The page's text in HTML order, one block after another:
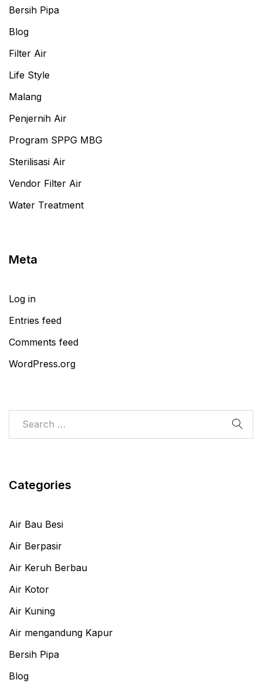
Bersih Pipa
Blog
Filter Air
Life Style
Malang
Penjernih Air
Program SPPG MBG
Sterilisasi Air
Vendor Filter Air
Water Treatment
Meta
Log in
Entries feed
Comments feed
WordPress.org
Categories
Air Bau Besi
Air Berpasir
Air Keruh Berbau
Air Kotor
Air Kuning
Air mengandung Kapur
Bersih Pipa
Blog